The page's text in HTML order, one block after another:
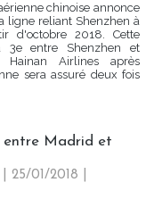
chinoise annonce
ligne reliant Shenzhen à
d'octobre 2018. Cette
3e entre Shenzhen et
Hainan Airlines après
sera assuré deux fois
entre Madrid et
| 25/01/2018